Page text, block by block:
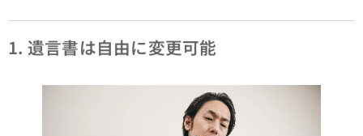
1. 遺言書は自由に変更可能